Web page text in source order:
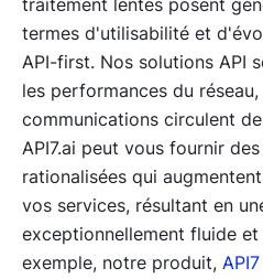
traitement lentes posent
termes d'utilisabilité et
API-first. Nos solutions API
les performances du
communications circulent
API7.ai peut vous fournir
rationalisées qui
vos services, résultant en
exceptionnellement fluide
exemple, notre produit,